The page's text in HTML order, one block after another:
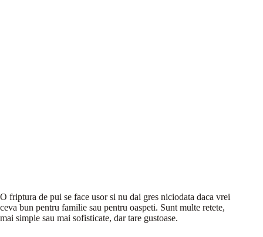
O friptura de pui se face usor si nu dai gres niciodata daca vrei
ceva bun pentru familie sau pentru oaspeti. Sunt multe retete,
mai simple sau mai sofisticate, dar tare gustoase.